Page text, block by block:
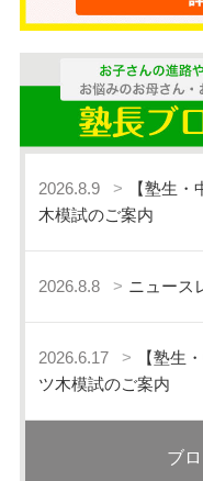
2026.8.9
【塾生
木模試のご案内
2026.8.8 ニュース
2026.6.17
【塾生
ツ木模試のご案内
ブ